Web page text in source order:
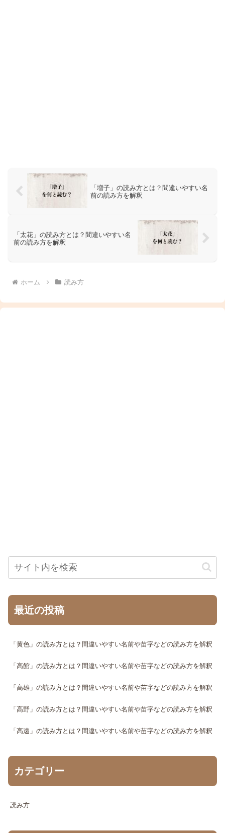
「増子」の読み方とは？間違いやすい名
前の読み方を解釈
「太花」の読み方とは？間違いやすい名
前の読み方を解釈
ホーム 読み方
最近の投稿
「黄色」の読み方とは？間違いやすい名前や苗字などの読み方を解釈
「高館」の読み方とは？間違いやすい名前や苗字などの読み方を解釈
「高雄」の読み方とは？間違いやすい名前や苗字などの読み方を解釈
「高野」の読み方とは？間違いやすい名前や苗字などの読み方を解釈
「高遠」の読み方とは？間違いやすい名前や苗字などの読み方を解釈
カテゴリー
読み方